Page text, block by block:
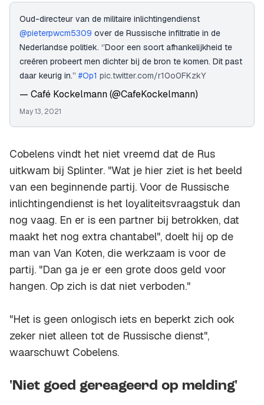
Oud-directeur van de militaire inlichtingendienst
@pieterpwcm5309 over de Russische infiltratie in de
Nederlandse politiek. ‘’Door een soort afhankelijkheid te
creëren probeert men dichter bij de bron te komen. Dit past
daar keurig in.’’ #Op1 pic.twitter.com/r10o0FKzkY
— Café Kockelmann (@CafeKockelmann)
May 13, 2021
Cobelens vindt het niet vreemd dat de Rus
uitkwam bij Splinter. "Wat je hier ziet is het beeld
van een beginnende partij. Voor de Russische
inlichtingendienst is het loyaliteitsvraagstuk dan
nog vaag. En er is een partner bij betrokken, dat
maakt het nog extra chantabel", doelt hij op de
man van Van Koten, die werkzaam is voor de
partij. "Dan ga je er een grote doos geld voor
hangen. Op zich is dat niet verboden."
"Het is geen onlogisch iets en beperkt zich ook
zeker niet alleen tot de Russische dienst",
waarschuwt Cobelens.
'Niet goed gereageerd op melding'